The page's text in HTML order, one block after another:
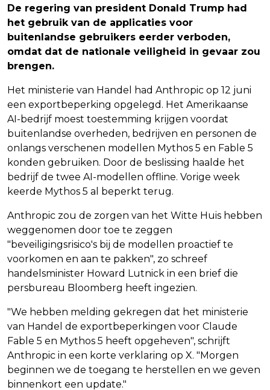
De regering van president Donald Trump had
het gebruik van de applicaties voor
buitenlandse gebruikers eerder verboden,
omdat dat de nationale veiligheid in gevaar zou
brengen.
Het ministerie van Handel had Anthropic op 12 juni
een exportbeperking opgelegd. Het Amerikaanse
AI-bedrijf moest toestemming krijgen voordat
buitenlandse overheden, bedrijven en personen de
onlangs verschenen modellen Mythos 5 en Fable 5
konden gebruiken. Door de beslissing haalde het
bedrijf de twee AI-modellen offline. Vorige week
keerde Mythos 5 al beperkt terug.
Anthropic zou de zorgen van het Witte Huis hebben
weggenomen door toe te zeggen
"beveiligingsrisico's bij de modellen proactief te
voorkomen en aan te pakken", zo schreef
handelsminister Howard Lutnick in een brief die
persbureau Bloomberg heeft ingezien.
"We hebben melding gekregen dat het ministerie
van Handel de exportbeperkingen voor Claude
Fable 5 en Mythos 5 heeft opgeheven", schrijft
Anthropic in een korte verklaring op X. "Morgen
beginnen we de toegang te herstellen en we geven
binnenkort een update."